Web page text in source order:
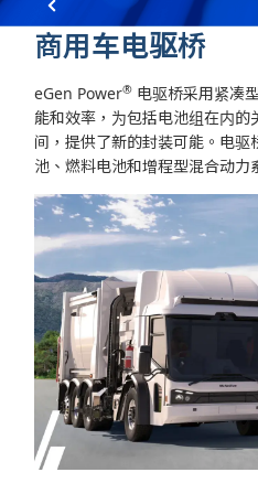
商用车电驱桥
eGen Power® 电驱桥采用紧凑
能和效率，为包括电池组在内
间，提供了新的封装可能。电
池、燃料电池和增程型混合动力